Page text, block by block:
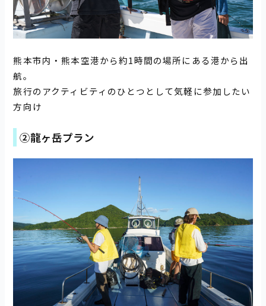
熊本市内・熊本空港から約1時間の場所にある港から出
航。
旅行のアクティビティのひとつとして気軽に参加したい
方向け
②龍ヶ岳プラン